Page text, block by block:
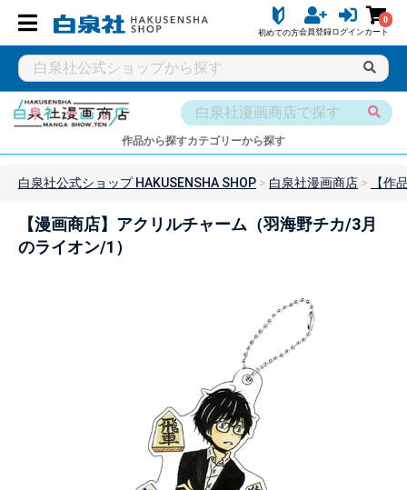
初めての方会員登録ログイン
0
カート
作品から探すカテゴリーから探す
白泉社公式ショップ HAKUSENSHA SHOP 白泉社漫画商店 【作
【漫画商店】アクリルチャーム（羽海野チカ/3月
のライオン/1）